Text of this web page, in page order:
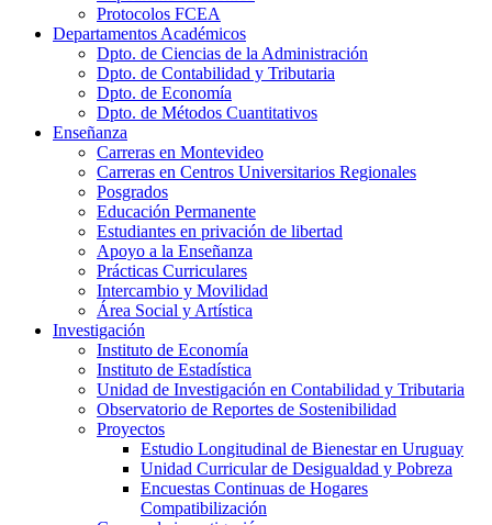
Protocolos FCEA
Departamentos Académicos
Dpto. de Ciencias de la Administración
Dpto. de Contabilidad y Tributaria
Dpto. de Economía
Dpto. de Métodos Cuantitativos
Enseñanza
Carreras en Montevideo
Carreras en Centros Universitarios Regionales
Posgrados
Educación Permanente
Estudiantes en privación de libertad
Apoyo a la Enseñanza
Prácticas Curriculares
Intercambio y Movilidad
Área Social y Artística
Investigación
Instituto de Economía
Instituto de Estadística
Unidad de Investigación en Contabilidad y Tributaria
Observatorio de Reportes de Sostenibilidad
Proyectos
Estudio Longitudinal de Bienestar en Uruguay
Unidad Curricular de Desigualdad y Pobreza
Encuestas Continuas de Hogares
Compatibilización